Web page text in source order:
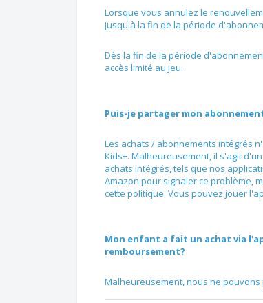
Lorsque vous annulez le
jusqu'à la fin de la période
Dès la fin de la période
accès limité au jeu.
Puis-je partager mon
Les achats / abonnements intégrés
Kids+. Malheureusement, il s'agit
achats intégrés, tels que nos
Amazon pour signaler ce problème,
cette politique. Vous pouvez jouer
Mon enfant a fait un achat via
remboursement?
Malheureusement, nous ne